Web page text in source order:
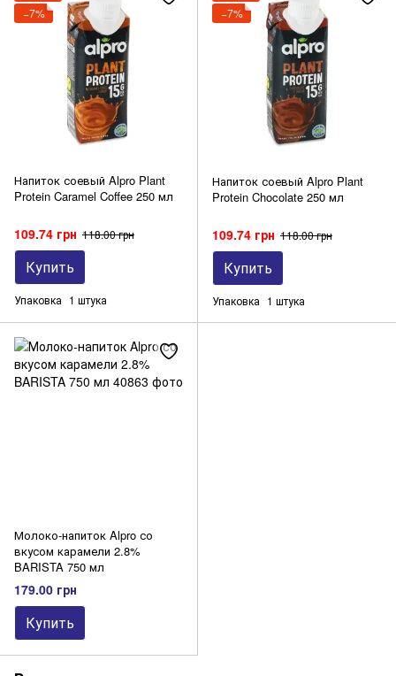
−7%
Напиток соевый Alpro Plant
Protein Caramel Coffee 250 мл
109.74 грн 118.00 грн
Купить
Упаковка 1 штука
−7%
Напиток соевый Alpro Plant
Protein Chocolate 250 мл
109.74 грн 118.00 грн
Купить
Упаковка 1 штука
Молоко-напиток Alpro со
вкусом карамели 2.8%
BARISTA 750 мл
179.00 грн
Купить